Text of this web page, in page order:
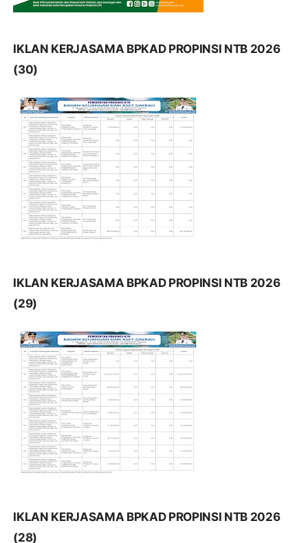
IKLAN KERJASAMA BPKAD PROPINSI NTB 2026
(30)
IKLAN KERJASAMA BPKAD PROPINSI NTB 2026
(29)
IKLAN KERJASAMA BPKAD PROPINSI NTB 2026
(28)